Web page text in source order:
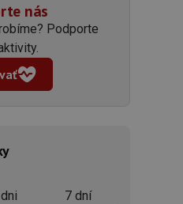
nás
Podporte
7 dní